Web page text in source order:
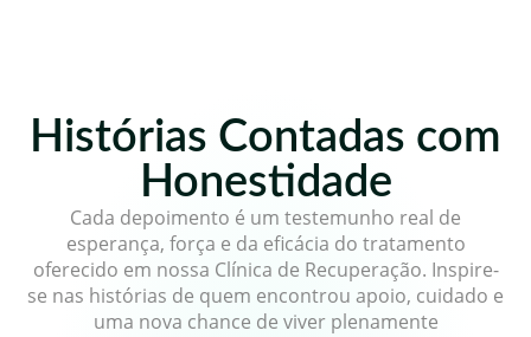
Histórias Contadas com
Honestidade
Cada depoimento é um testemunho real de
esperança, força e da eficácia do tratamento
oferecido em nossa Clínica de Recuperação. Inspire-
se nas histórias de quem encontrou apoio, cuidado e
uma nova chance de viver plenamente